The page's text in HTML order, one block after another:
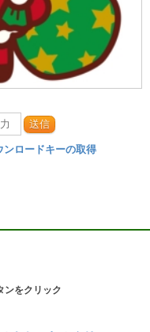
送信
ンロードキーの取得
ンをクリック